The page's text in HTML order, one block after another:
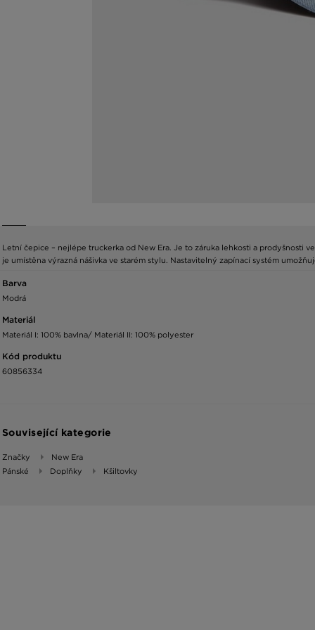
Letní čepice – nejlépe truckerka od New Era. Je to záruka lehkosti a prodyšnosti
je umístěna výrazná nášivka ve starém stylu. Nastavitelný zapínací systém
Barva
Modrá
Materiál
Materiál I: 100% bavlna/ Materiál II: 100% polyester
Kód produktu
60856334
Související kategorie
Značky
New Era
Pánské
Doplňky Kšiltovky